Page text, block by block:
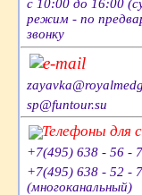
с 10:00 до 16:00
режим - по
звонку
e-mail
sp@funtour.su
Телефоны для
+7(495) 638 - 56 -
+7(495) 638 - 52 -
(многоканальный)